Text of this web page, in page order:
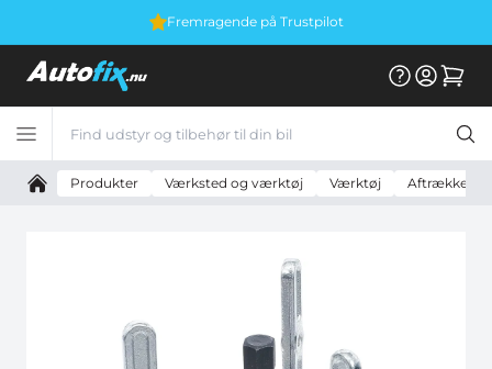
Fremragende på Trustpilot
Produkter Værksted og værktøj Værktøj Aftrækker